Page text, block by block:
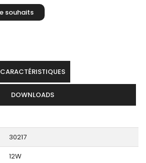
CARACTÉRISTIQUES
DOWNLOADS
30217
12W